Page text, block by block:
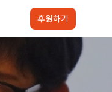
클럽 후원하기
후원하기